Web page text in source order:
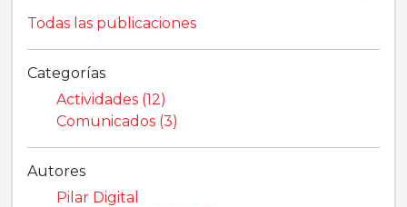
Todas las publicaciones
Categorías
Actividades (12)
Comunicados (3)
Autores
Pilar Digital